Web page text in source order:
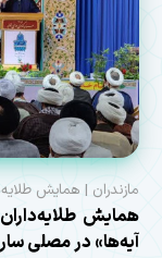
مازندران | همایش
همایش
آیه‌ها» در مصلی